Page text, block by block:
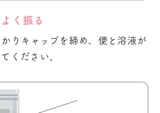
く振る
りキャップを締め、便と溶液が
ください。